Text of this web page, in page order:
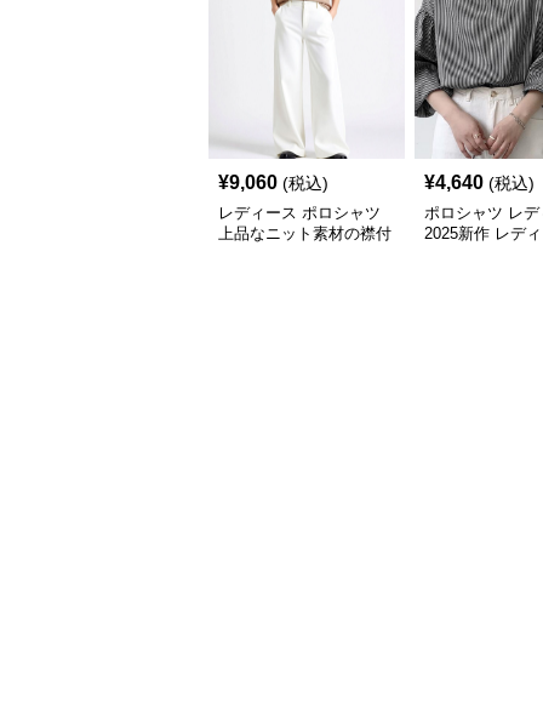
¥9,060 (税込)
レディース ポロシャツ
上品なニット素材の襟付
¥4,640 (税込)
ポロシャツ レデ
2025新作 レデ